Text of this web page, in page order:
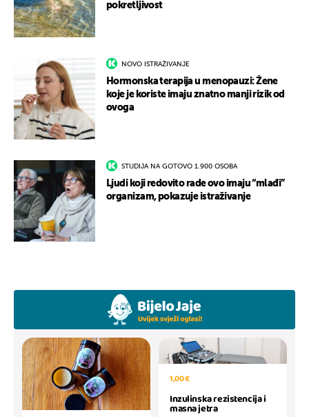
pokretljivost
NOVO ISTRAŽIVANJE
Hormonska terapija u menopauzi: Žene
koje je koriste imaju znatno manji rizik od
ovoga
STUDIJA NA GOTOVO 1.900 OSOBA
Ljudi koji redovito rade ovo imaju “mlađi”
organizam, pokazuje istraživanje
1,00 €
Inzulinska rezistencija i
masna jetra